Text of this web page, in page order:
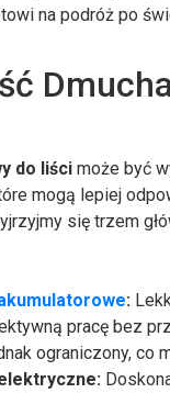
na podróż po
do liści może być
mogą lepiej
się trzem
:
pracę bez
ograniczony, co